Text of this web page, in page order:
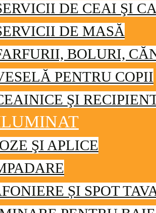
DE CEAI ŞI
DE MASĂ
BOLURI,
PENTRU COPII
ŞI
ŞI APLICE
ȘI SPOT